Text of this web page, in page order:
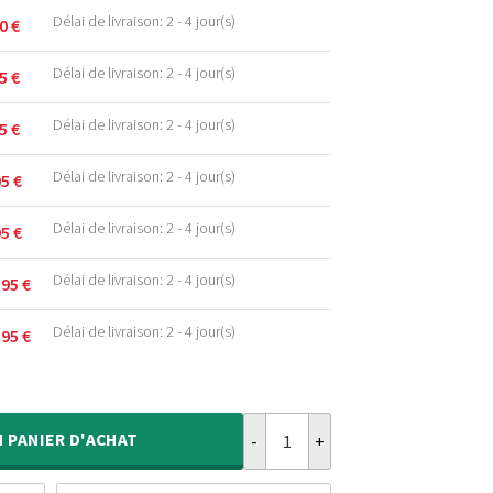
€ Délai de livraison: 2 - 4 jour(s)
€ Délai de livraison: 2 - 4 jour(s)
€ Délai de livraison: 2 - 4 jour(s)
€ Délai de livraison: 2 - 4 jour(s)
€ Délai de livraison: 2 - 4 jour(s)
€ Délai de livraison: 2 - 4 jour(s)
€ Délai de livraison: 2 - 4 jour(s)
PANIER D'ACHAT